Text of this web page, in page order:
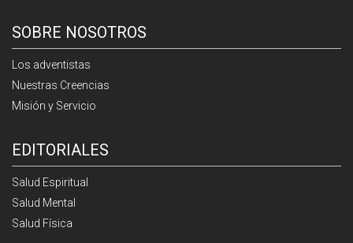
SOBRE NOSOTROS
Los adventistas
Nuestras Creencias
Misión y Servicio
EDITORIALES
Salud Espiritual
Salud Mental
Salud Física